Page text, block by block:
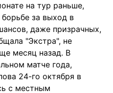
на тур раньше,
за выход в
даже призрачных,
"Экстра", не
месяц назад. В
матче года,
24-го октября в
с местным